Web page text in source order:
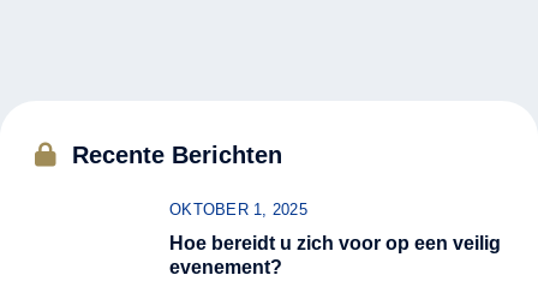
Recente Berichten
Hoe bereidt u zich voor op een veilig
evenement?
OKTOBER 1, 2025